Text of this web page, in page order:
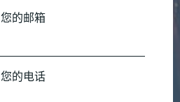
您的邮箱
您的电话